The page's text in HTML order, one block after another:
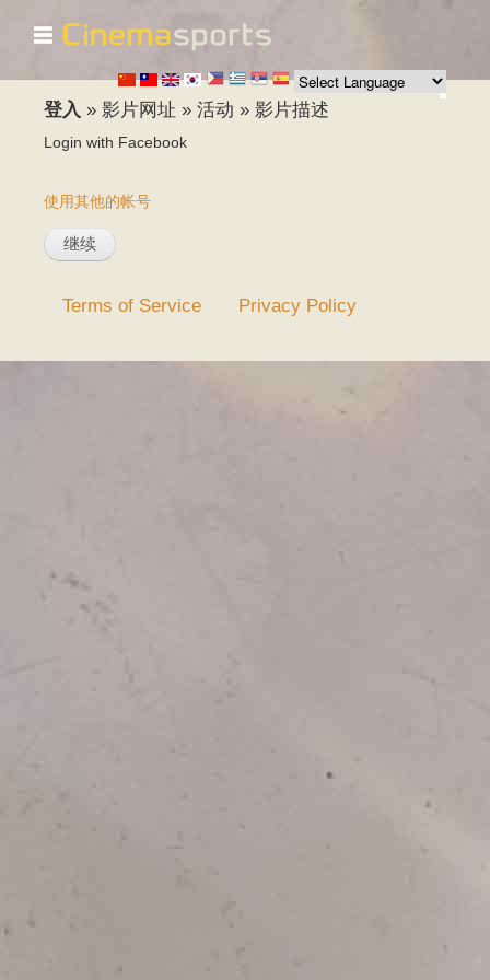
跳
转
到
内
☰
登入 » 影片网址 » 活动 » 影片描述
Login with Facebook
使用其他的帐号
Terms of Service Privacy Policy